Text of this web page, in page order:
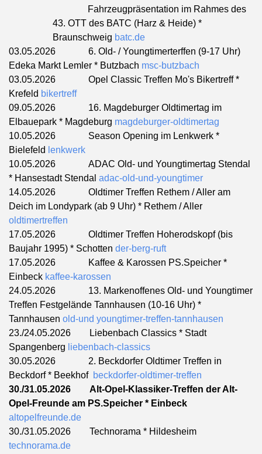
Fahrzeugpräsentation im Rahmes des
43. OTT des BATC (Harz & Heide) *
Braunschweig batc.de
03.05.2026 6. Old- / Youngtimerterffen (9-17 Uhr)
Edeka Markt Lemler * Butzbach msc-butzbach
03.05.2026 Opel Classic Treffen Mo's Bikertreff *
Krefeld bikertreff
09.05.2026 16. Magdeburger Oldtimertag im
Elbauepark * Magdeburg magdeburger-oldtimertag
10.05.2026 Season Opening im Lenkwerk *
Bielefeld lenkwerk
10.05.2026 ADAC Old- und Youngtimertag Stendal
* Hansestadt Stendal adac-old-und-youngtimer
14.05.2026 Oldtimer Treffen Rethem / Aller am
Deich im Londypark (ab 9 Uhr) * Rethem / Aller
oldtimertreffen
17.05.2026 Oldtimer Treffen Hoherodskopf (bis
Baujahr 1995) * Schotten der-berg-ruft
17.05.2026
Kaffee & Karossen PS.Speicher *
Einbeck kaffee-karossen
24.05.2026 13. Markenoffenes Old- und Youngtimer
Treffen Festgelände Tannhausen (10-16 Uhr) *
Tannhausen old-und youngtimer-treffen-tannhausen
23./24.05.2026 Liebenbach Classics * Stadt
Spangenberg liebenbach-classics
30.05.2026 2. Beckdorfer Oldtimer Treffen in
Beckdorf * Beekhof beckdorfer-oldtimer-treffen
30./31.05.2026
Alt-Opel-Klassiker-Treffen der Alt-
Opel-Freunde am PS.Speicher * Einbeck
altopelfreunde.de
30./31.05.2026 Technorama * Hildesheim
technorama.de